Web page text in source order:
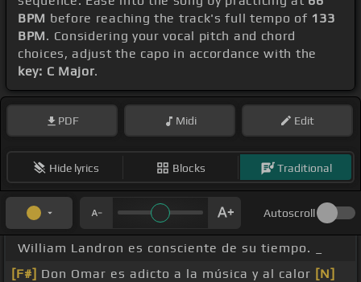
BPM before reaching the track's full tempo of 133
BPM. Considering your vocal pitch and chord
choices, adjust the capo in accordance with the
key: C Major.
PDF Midi Edit
Hide lyrics Blocks Traditional
Autoscroll
William Landron es consciente de su tiempo. _
[F#] Don Omar es adicto a la música y al calor [N]